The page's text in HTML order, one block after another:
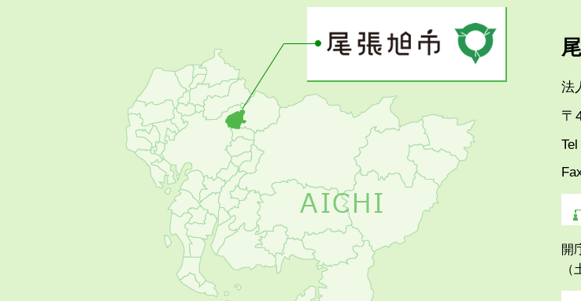
す
め
法
〒
Tel
開